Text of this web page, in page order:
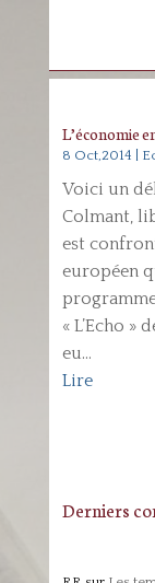
L’économie
8 Oct,2014
Voici un
Colmant,
est
européen
« L’Echo »
eu...
Lire
Derniers